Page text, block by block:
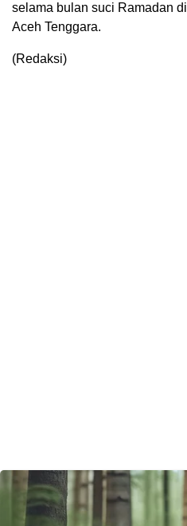
selama bulan suci Ramadan
Aceh Tenggara.
(Redaksi)